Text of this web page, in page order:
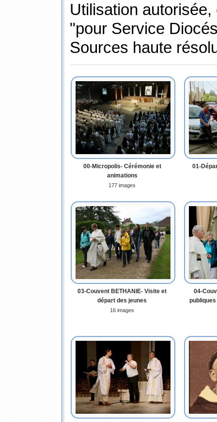
Utilisation
"pour Service
Sources haute
00-Micropolis- Cérémonie et
animations
177 images
01-
03-Couvent BETHANIE- Visite et
départ des jeunes
16 images
04-